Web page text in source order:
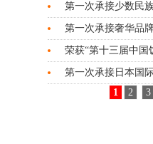
第一次承接少数民族旅游文化项目——湖
第一次承接奢华品牌--
荣获“第十三届中国饭店最佳声
第一次承接日本国际品牌酒店项目
1
2 3